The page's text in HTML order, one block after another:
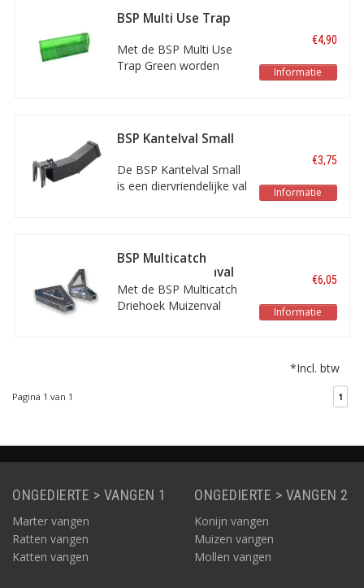
hooizolders, maneges,
boerderijen of andere
plaatsen waar veel
ratten of muizen zijn.
BSP Multi Use Trap
Met de BSP Multi Use
Trap Green worden
worden. De val kan
meerdere keren gebruikt
worden.
€4,90
Informatie
BSP Kantelval Small
De BSP Kantelval Small
is een diervriendelijke val
van een lokmiddel.
€3,75
Informatie
BSP Multicatch
Driehoek Muizenval
Met de BSP Multicatch
Driehoek Muizenval
€6,05
Informatie
*Incl. btw
Pagina 1 van 1 1
ONGEDIERTE > VANGEN 1
Marter vangen
Ratten vangen
Katten vangen
ONGEDIERTE > VANGEN 2
Konijn vangen
Muizen vangen
Mollen vangen